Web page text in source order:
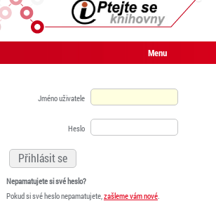
Menu
Jméno uživatele
Heslo
Nepamatujete si své heslo?
Pokud si své heslo nepamatujete,zašleme vám nové.